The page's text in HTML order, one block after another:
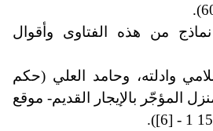
من هذه الفتاوى وأقوال
وادلته، وحامد العلي (حكم
المؤجّر بالإيجار القديم- موقع
[6] - 1
).